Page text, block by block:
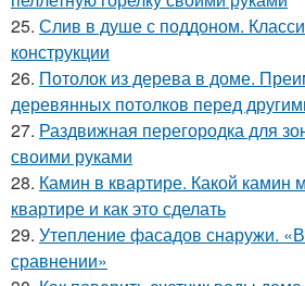
25. Слив в душе с поддоном.
конструкции
26. Потолок из дерева в доме.
деревянных потолков перед
27. Раздвижная перегородка для
своими руками
28. Камин в квартире. Какой камин
квартире и как это сделать
29. Утепление фасадов снаружи.
сравнении»